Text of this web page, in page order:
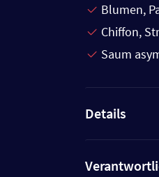
Blumen,
Chiffon,
Saum
Details